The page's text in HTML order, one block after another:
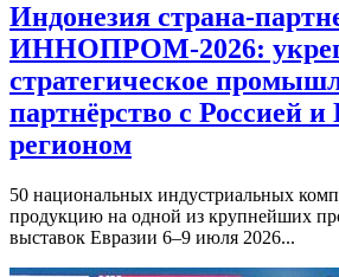
Индонезия страна-
ИННОПРОМ-2026:
стратегическое
партнёрство с Россией
регионом
50 национальных индустриальных
продукцию на одной из крупнейших
выставок Евразии 6–9 июля 2026...